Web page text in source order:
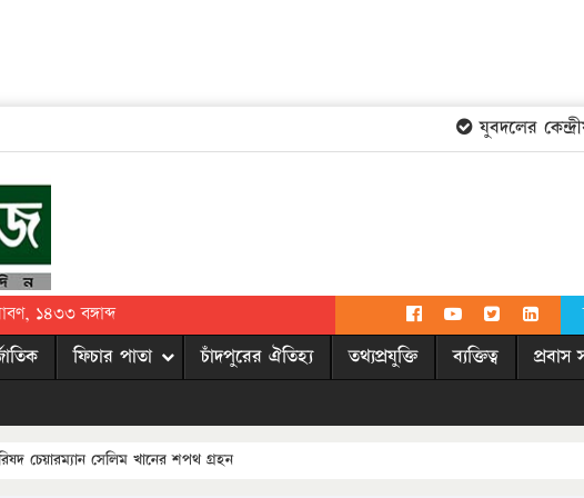
যুবদলের কেন্দ্রীয়
১৪৩৩ বঙ্গাব্দ
ফিচার পাতা চাঁদপুরের ঐতিহ্য তথ্যপ্রযুক্তি ব্যক্তিত্ব প্রবাস
চেয়ারম্যান সেলিম খানের শপথ গ্রহন